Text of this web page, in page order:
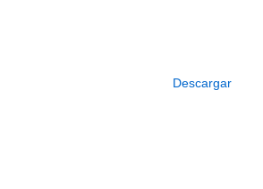
Descargar